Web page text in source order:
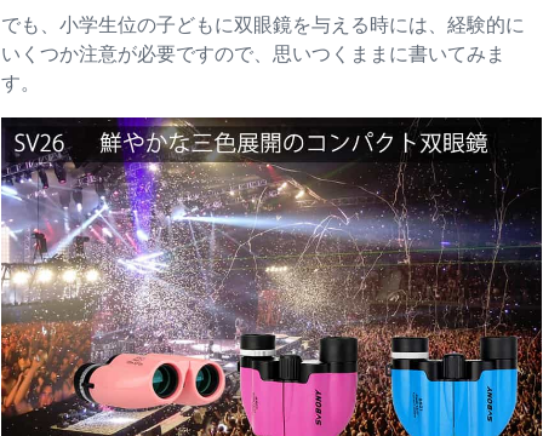
でも、小学生位の子どもに双眼鏡を与える時には、経験的に
いくつか注意が必要ですので、思いつくままに書いてみま
す。